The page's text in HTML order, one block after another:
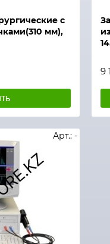
с
мм),
9
Арт.: -